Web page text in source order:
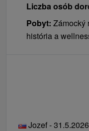
Liczba osób
Pobyt: Zámocký
história a
Jozef - 31.5.2026